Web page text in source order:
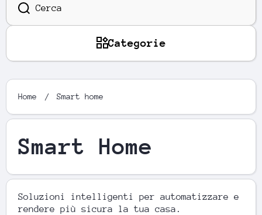
Cerca
Categorie
Home Smart home
Smart Home
Soluzioni intelligenti per automatizzare e
rendere più sicura la tua casa.